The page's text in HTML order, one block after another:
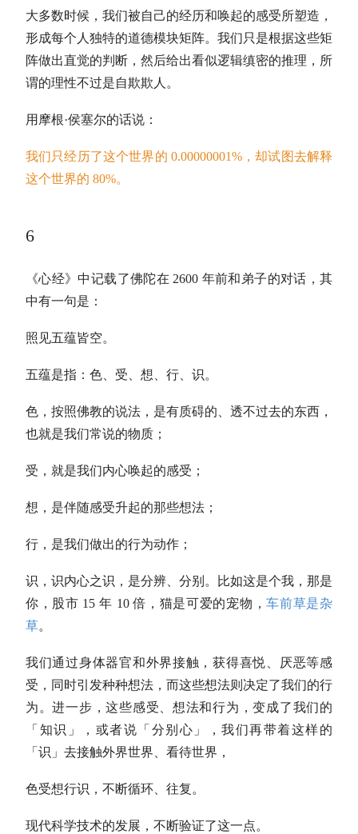
大多数时候，我们被自己的经历和唤起的感受所塑造，
形成每个人独特的道德模块矩阵。我们只是根据这些矩
阵做出直觉的判断，然后给出看似逻辑缜密的推理，所
谓的理性不过是自欺欺人。
用摩根·侯塞尔的话说：
我们只经历了这个世界的 0.00000001%，却试图去解释
这个世界的 80%。
6
《心经》中记载了佛陀在 2600 年前和弟子的对话，其
中有一句是：
照见五蕴皆空。
五蕴是指：色、受、想、行、识。
色，按照佛教的说法，是有质碍的、透不过去的东西，
也就是我们常说的物质；
受，就是我们内心唤起的感受；
想，是伴随感受升起的那些想法；
行，是我们做出的行为动作；
识，识内心之识，是分辨、分别。比如这是个我，那是
你，股市 15 年 10 倍，猫是可爱的宠物，车前草是杂
草。
我们通过身体器官和外界接触，获得喜悦、厌恶等感
受，同时引发种种想法，而这些想法则决定了我们的行
为。进一步，这些感受、想法和行为，变成了我们的
「知识」，或者说「分别心」，我们再带着这样的
「识」去接触外界世界、看待世界，
色受想行识，不断循环、往复。
现代科学技术的发展，不断验证了这一点。